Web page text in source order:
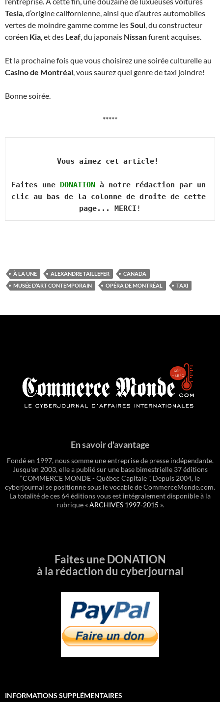
Tesla, d’origine californienne, ainsi que d’autres automobiles
vertes de moindre gamme comme lesSoul, du constructeur
coréen Kia, et des Leaf, du japonais Nissanfurent acquises.
Et la prochaine fois que vous choisirez une soirée culturelle au
Casino de Montréal, vous saurez quel genre de taxi joindre!
Bonne soirée.
*****
Vous aimez cet article!
Faites une DONATION à notre rédaction par un
clic au bas de la colonne de droite de cette
page... MERCI !
À LA UNE ALEXANDRE TAILLEFER
CANADA
MUSÉE D’ART CONTEMPORAIN
OPÉRA DE MONTRÉAL TAXI
En savoir d'avantage
Fondé en 1997, nous somme une entreprise de presse indépendante.
Jusqu'en 2003, elle a publié sur une base bimestrielle 37 éditions
“COMMERCE MONDE - Québec Capitale ”. Depuis 2004, le
cyberjournal se positionne sous le vocable de CommerceMonde.com.
La totalité de ces 64 éditions vous est intégralement disponible à la
rubrique «ARCHIVES 1997-2015 ».
Faites une DONATION
à la rédaction du cyberjournal
INFORMATIONS SUPPLÉMENTAIRES